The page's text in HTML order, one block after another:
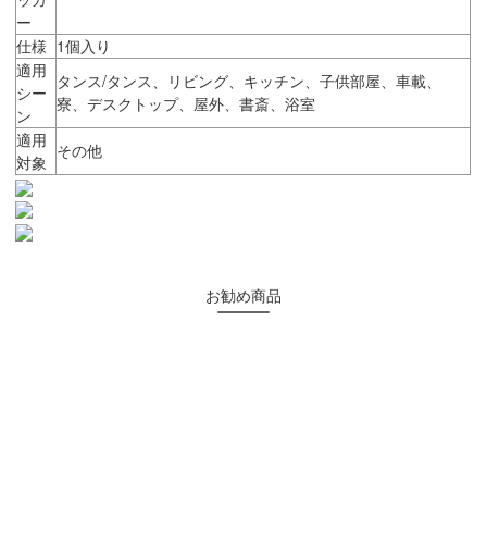
ー
仕様 1個入り
適用
シー
ン
タンス/タンス、リビング、キッチン、子供部屋、車載、
寮、デスクトップ、屋外、書斎、浴室
適用
対象
その他
お勧め商品